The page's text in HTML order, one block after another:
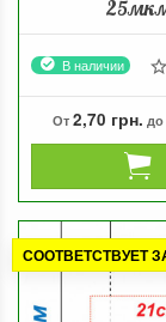
В наличии
От2,70 грн.
СООТВЕТСТВУЕТ